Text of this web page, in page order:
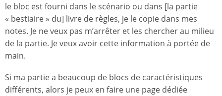
le bloc est fourni dans le scénario ou dans [la partie
« bestiaire » du] livre de règles, je le copie dans mes
notes. Je ne veux pas m’arrêter et les chercher au milieu
de la partie. Je veux avoir cette information à portée de
main.
Si ma partie a beaucoup de blocs de caractéristiques
différents, alors je peux en faire une page dédiée